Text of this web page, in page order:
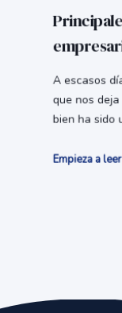
A escasos
que nos
bien ha sido
Empieza a leer